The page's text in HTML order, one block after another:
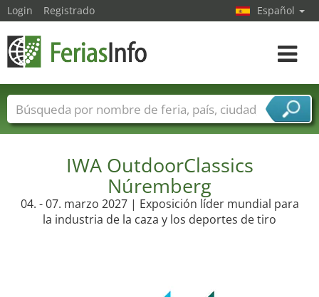
IWA OutdoorClassics
Núremberg
04. - 07. marzo 2027 | Exposición líder mundial para
la industria de la caza y los deportes de tiro
Login Registrado Español
toggle
Nombres de ferias Países
Ciudades
Sectores de proveedor de servicios